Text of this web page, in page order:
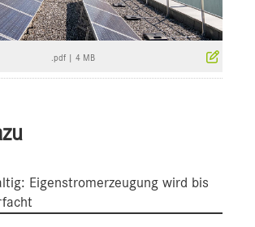
.pdf 4 MB
Eigenstromerzeugung wird bis